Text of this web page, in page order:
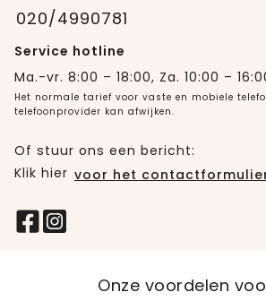
020/4990781
Service hotline
Ma.-vr. 8:00 – 18:00, Za. 10:00 –
Het normale tarief voor vaste en mobiele
telefoonprovider kan afwijken.
Of stuur ons een bericht:
Klik hier voor het
Onze voordelen